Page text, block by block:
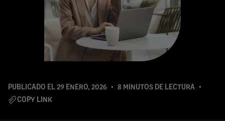
PUBLICADO EL29 ENERO, 2026
8 MINUTOS DE LECTURA
COPY LINK